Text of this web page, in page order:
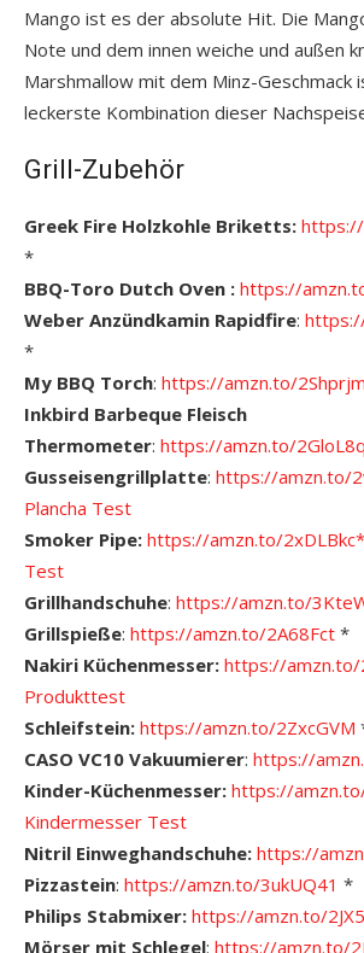
Mango ist es der absolute Hit. Die
Note und dem innen weiche und außen
Marshmallow mit dem Minz-Geschmack
leckerste Kombination dieser
Grill-Zubehör
Greek Fire Holzkohle Briketts:
*
BBQ-Toro Dutch Oven : https://
Weber Anzündkamin Rapidfire:
*
My BBQ Torch: https://amzn.to/2Shprjm
Inkbird Barbeque Fleisch
Thermometer: https://amzn.to/2GloL8q
Gusseisengrillplatte: https://amzn.to/
Plancha Test
Smoker Pipe: https://amzn.to/2xDLBkc*
Test
Grillhandschuhe: https://amzn.to/
Grillspieße: https://amzn.to/2A68Fct *
Nakiri Küchenmesser: https://amzn.to/
Produkttest
Schleifstein: https://amzn.to/2ZxcGVM
CASO VC10 Vakuumierer: https://
Kinder-Küchenmesser: https://
Kindermesser Test
Nitril Einweghandschuhe: https://
Pizzastein: https://amzn.to/3ukUQ41 *
Philips Stabmixer: https://amzn.to/
Mörser mit Schlegel: https://amzn.to/